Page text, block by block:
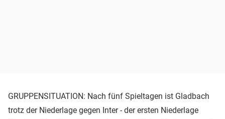
GRUPPENSITUATION: Nach fünf Spieltagen ist Gladbach
trotz der Niederlage gegen Inter - der ersten Niederlage